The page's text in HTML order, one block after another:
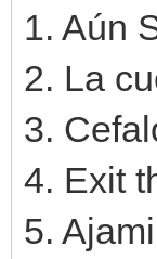
1. Aún
2. La
3.
4. Exit
5. Ajami